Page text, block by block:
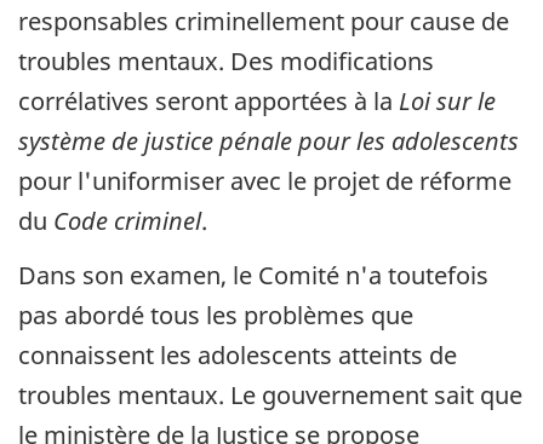
responsables criminellement pour cause de
troubles mentaux. Des modifications
corrélatives seront apportées à la Loi sur le
système de justice pénale pour les adolescents
pour l'uniformiser avec le projet de réforme
du Code criminel.
Dans son examen, le Comité n'a toutefois
pas abordé tous les problèmes que
connaissent les adolescents atteints de
troubles mentaux. Le gouvernement sait que
le ministère de la Justice se propose